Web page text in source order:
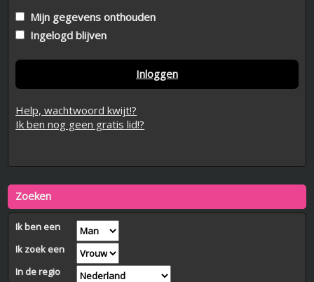
Mijn gegevens onthouden
Ingelogd blijven
Inloggen
Help, wachtwoord kwijt!?
Ik ben nog geen gratis lid!?
Zoeken
Ik ben een
Ik zoek een
In de regio